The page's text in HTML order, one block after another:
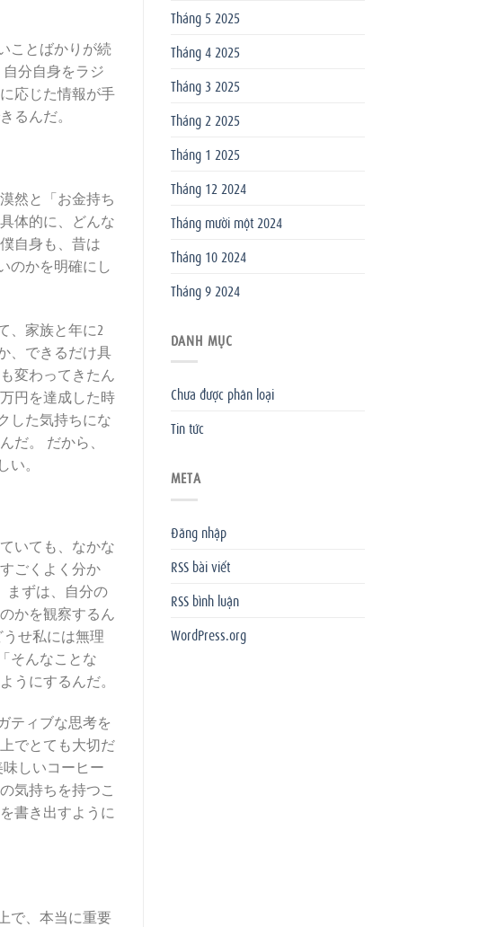
ことばかりが続
分自身をラジ
応じた情報が手
るんだ。
然と「お金持ち
体的に、どんな
自身も、昔は
のかを明確にし
、家族と年に2
、できるだけ具
変わってきたん
円を達成した時
した気持ちにな
だ。 だから、
。
いても、なかな
ごくよく分か
まずは、自分の
かを観察するん
せ私には無理
そんなことな
うにするんだ。
ティブな思考を
でとても大切だ
しいコーヒー
気持ちを持つこ
書き出すように
で、本当に重要
Tháng 5 2025
Tháng 4 2025
Tháng 3 2025
Tháng 2 2025
Tháng 1 2025
Tháng 12 2024
Tháng mười một 2024
Tháng 10 2024
Tháng 9 2024
DANH MỤC
Chưa được phân loại
Tin tức
META
Đăng nhập
RSS bài viết
RSS bình luận
WordPress.org